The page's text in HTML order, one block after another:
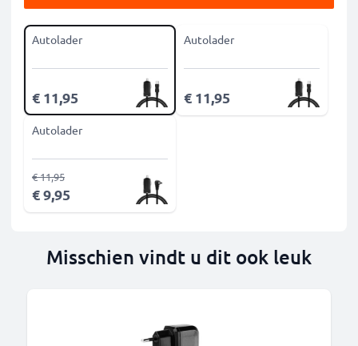
Autolader
€ 11,95
Autolader
€ 11,95
Autolader
€ 9,95
€ 11,95
Misschien vindt u dit ook leuk